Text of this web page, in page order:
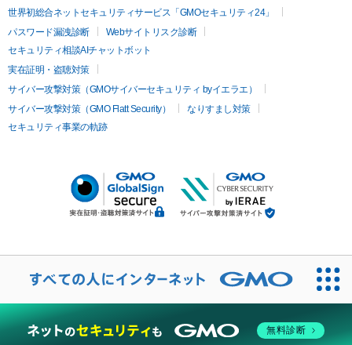
世界初総合ネットセキュリティサービス「GMOセキュリティ24」
パスワード漏洩診断
Webサイトリスク診断
セキュリティ相談AIチャットボット
実在証明・盗聴対策
サイバー攻撃対策（GMOサイバーセキュリティ byイエラエ）
サイバー攻撃対策（GMO Flatt Security）
なりすまし対策
セキュリティ事業の軌跡
無料診断